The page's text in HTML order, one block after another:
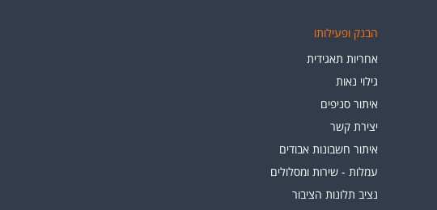
הבנק ופעילותו
אחריות תאגידית
גילוי נאות
איתור סניפים
יצירת קשר
איתור חשבונות אבודים
עמלות - שירות ומסלולים
נציב תלונות הציבור